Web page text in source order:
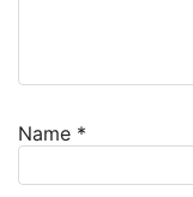
Name *